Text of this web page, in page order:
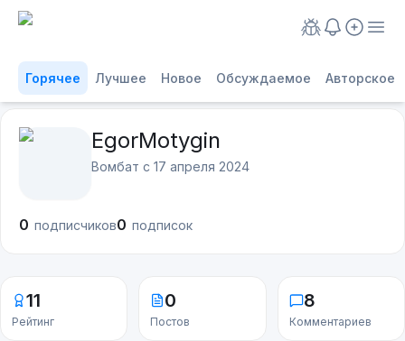
Горячее Лучшее Новое Обсуждаемое Авторское
EgorMotygin
Вомбат с 17 апреля 2024
0 подписчиков0 подписок
11
Рейтинг
0
Постов
8
Комментариев